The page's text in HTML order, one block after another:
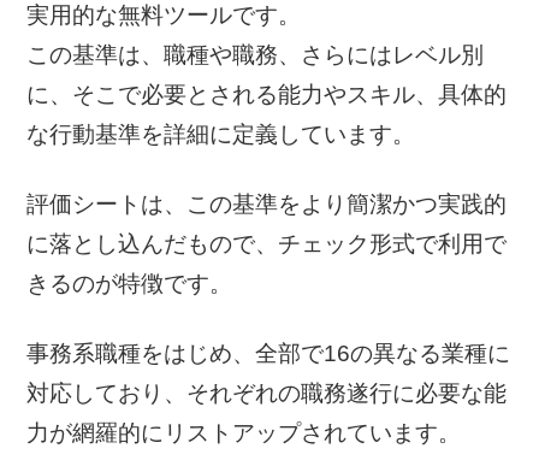
実用的な無料ツールです。
この基準は、職種や職務、さらにはレベル別
に、そこで必要とされる能力やスキル、具体的
な行動基準を詳細に定義しています。
評価シートは、この基準をより簡潔かつ実践的
に落とし込んだもので、チェック形式で利用で
きるのが特徴です。
事務系職種をはじめ、全部で16の異なる業種に
対応しており、それぞれの職務遂行に必要な能
力が網羅的にリストアップされています。